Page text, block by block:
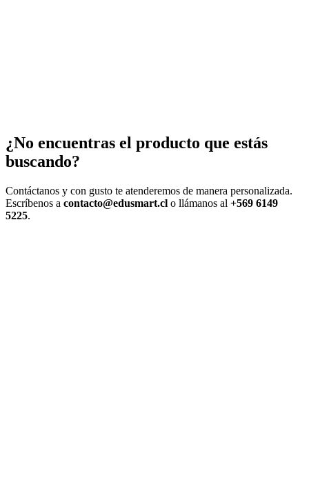
¿No encuentras el producto que estás
buscando?
Contáctanos y con gusto te atenderemos de manera personalizada.
Escríbenos a contacto@edusmart.cl o llámanos al +569 6149
5225.